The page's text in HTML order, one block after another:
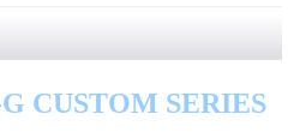
CUSTOM SERIES